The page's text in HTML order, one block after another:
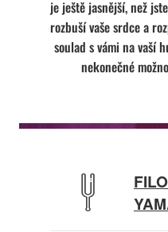
je ještě jasnější, než
rozbuší vaše srdce a
soulad s vámi na vaší
nekonečné